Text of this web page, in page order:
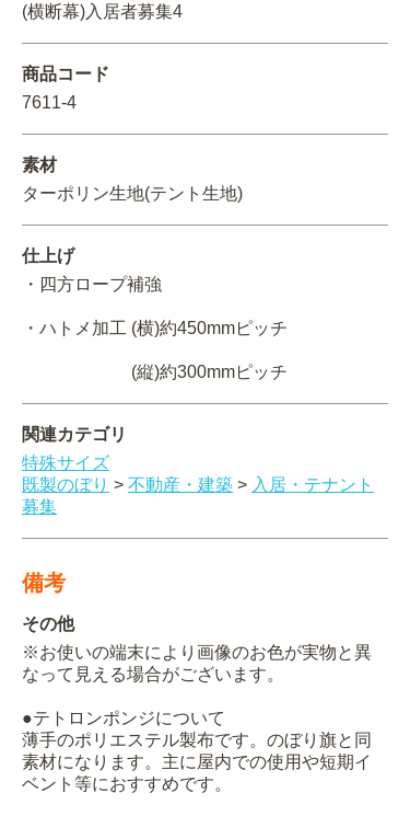
ORIGINAL ORDER
(横断幕)入居者募集4
商品コード
7611-4
素材
ターポリン生地(テント生地)
仕上げ
・四方ロープ補強
・ハトメ加工 (横)約450mmピッチ
(縦)約300mmピッチ
関連カテゴリ
特殊サイズ
既製のぼり > 不動産・建築 > 入居・テナント
募集
備考
その他
※お使いの端末により画像のお色が実物と異
なって見える場合がございます。
●テトロンポンジについて
薄手のポリエステル製布です。のぼり旗と同
素材になります。主に屋内での使用や短期イ
ベント等におすすめです。